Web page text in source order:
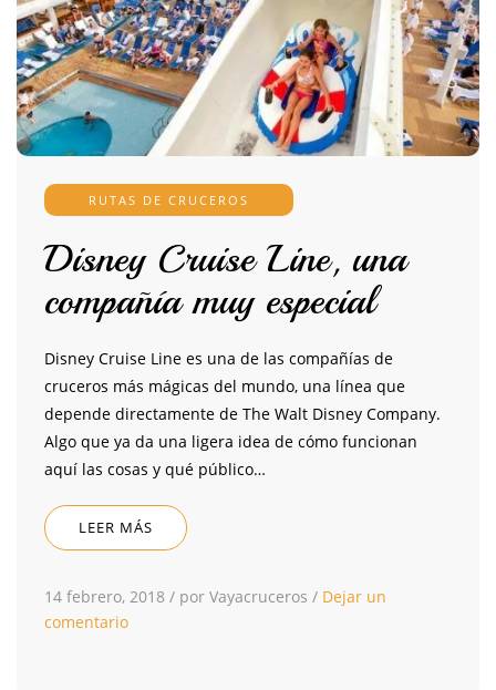
RUTAS DE CRUCEROS
Disney Cruise Line, una
compañía muy especial
Disney Cruise Line es una de las compañías de
cruceros más mágicas del mundo, una línea que
depende directamente de The Walt Disney Company.
Algo que ya da una ligera idea de cómo funcionan
aquí las cosas y qué público…
LEER MÁS
14 febrero, 2018 / por Vayacruceros / Dejar un
comentario